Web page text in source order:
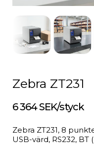
Zebra ZT231
6 364 SEK/styck
Zebra ZT231, 8
USB-värd, RS232, BT